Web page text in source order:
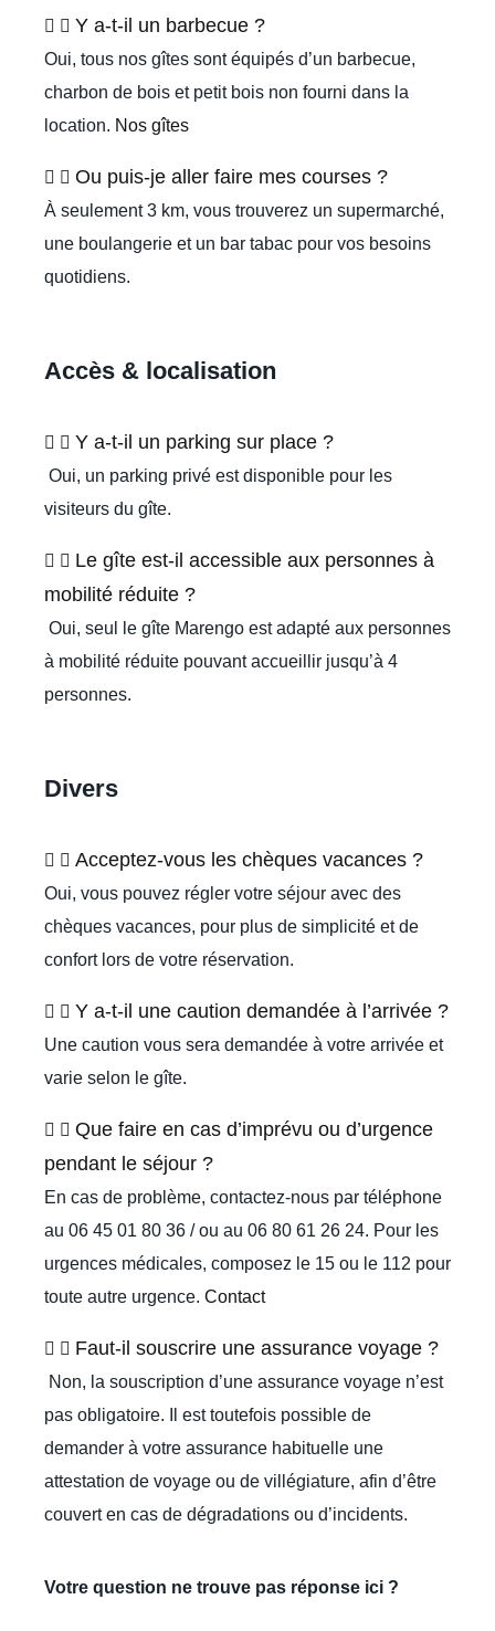
Y a-t-il un barbecue ?
Oui, tous nos gîtes sont équipés d’un barbecue,
charbon de bois et petit bois non fourni dans la
location. Nos gîtes
Ou puis-je aller faire mes courses ?
À seulement 3 km, vous trouverez un supermarché,
une boulangerie et un bar tabac pour vos besoins
quotidiens.
Accès & localisation
Y a-t-il un parking sur place ?
Oui, un parking privé est disponible pour les
visiteurs du gîte.
Le gîte est-il accessible aux personnes à
mobilité réduite ?
Oui, seul le gîte Marengo est adapté aux personnes
à mobilité réduite pouvant accueillir jusqu’à 4
personnes.
Divers
Acceptez-vous les chèques vacances ?
Oui, vous pouvez régler votre séjour avec des
chèques vacances, pour plus de simplicité et de
confort lors de votre réservation.
Y a-t-il une caution demandée à l’arrivée ?
Une caution vous sera demandée à votre arrivée et
varie selon le gîte.
Que faire en cas d’imprévu ou d’urgence
pendant le séjour ?
En cas de problème, contactez-nous par téléphone
au 06 45 01 80 36 / ou au 06 80 61 26 24. Pour les
urgences médicales, composez le 15 ou le 112 pour
toute autre urgence. Contact
Faut-il souscrire une assurance voyage ?
Non, la souscription d’une assurance voyage n’est
pas obligatoire. Il est toutefois possible de
demander à votre assurance habituelle une
attestation de voyage ou de villégiature, afin d’être
couvert en cas de dégradations ou d’incidents.
Votre question ne trouve pas réponse ici ?